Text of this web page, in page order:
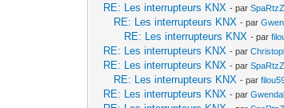
RE: Les interrupteurs KNX - par
RE: Les interrupteurs KNX - par
RE: Les interrupteurs KNX - par
RE: Les interrupteurs KNX - par
RE: Les interrupteurs KNX - par
RE: Les interrupteurs KNX - par
RE: Les interrupteurs KNX - parGwendal